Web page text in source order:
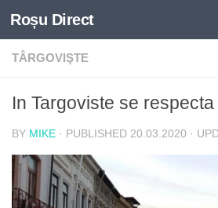
Skip to content
Roșu Direct
TÂRGOVIŞTE
In Targoviste se
BY MIKE · PUBLISHED 20.03.2020 ·